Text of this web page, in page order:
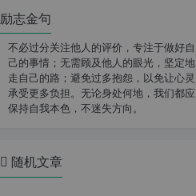
励志金句
不必过分关注他人的评价，专注于做好自
己的事情；无需顾及他人的眼光，坚定地
走自己的路；避免过多抱怨，以免让心灵
承受更多负担。无论身处何地，我们都应
保持自我本色，不迷失方向。
随机文章